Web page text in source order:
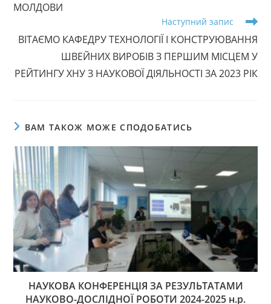
МОЛДОВИ
Наступний запис
ВІТАЄМО КАФЕДРУ ТЕХНОЛОГІЇ І КОНСТРУЮВАННЯ
ШВЕЙНИХ ВИРОБІВ З ПЕРШИМ МІСЦЕМ У
РЕЙТИНГУ ХНУ З НАУКОВОЇ ДІЯЛЬНОСТІ ЗА 2023 РІК
ВАМ ТАКОЖ МОЖЕ СПОДОБАТИСЬ
НАУКОВА КОНФЕРЕНЦІЯ ЗА РЕЗУЛЬТАТАМИ
НАУКОВО-ДОСЛІДНОЇ РОБОТИ 2024-2025 н.р.